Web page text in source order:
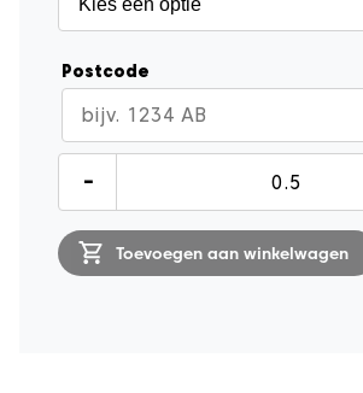
Postcode
-
Toevoegen aan winkelwagen